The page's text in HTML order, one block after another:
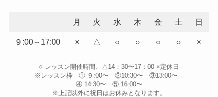
月 火 水 木 金 土 日
９:00～17:00 × △ ○ ○ ○ ○ ×
○ レッスン開催時間、△14：30〜17：00 ×定休日
※レッスン枠 ① ９:00〜 ②10:30〜 ③13:00〜
④ 14:30〜 ⑤ 16:00〜
※上記以外に祝日はお休みとなります。